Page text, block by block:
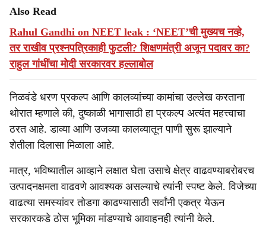
Also Read
Rahul Gandhi on NEET leak : ‘NEET’ची मुख्यच नव्हे,
तर राखीव प्रश्नपत्रिकाही फुटली? शिक्षणमंत्री अजून पदावर का?
राहुल गांधींचा मोदी सरकारवर हल्लाबोल
निळवंडे धरण प्रकल्प आणि कालव्यांच्या कामांचा उल्लेख करताना
थोरात म्हणाले की, दुष्काळी भागासाठी हा प्रकल्प अत्यंत महत्त्वाचा
ठरत आहे. डाव्या आणि उजव्या कालव्यातून पाणी सुरू झाल्याने
शेतीला दिलासा मिळाला आहे.
मात्र, भविष्यातील आव्हाने लक्षात घेता उसाचे क्षेत्र वाढवण्याबरोबरच
उत्पादनक्षमता वाढवणे आवश्यक असल्याचे त्यांनी स्पष्ट केले. विजेच्या
वाढत्या समस्यांवर तोडगा काढण्यासाठी सर्वांनी एकत्र येऊन
सरकारकडे ठोस भूमिका मांडण्याचे आवाहनही त्यांनी केले.